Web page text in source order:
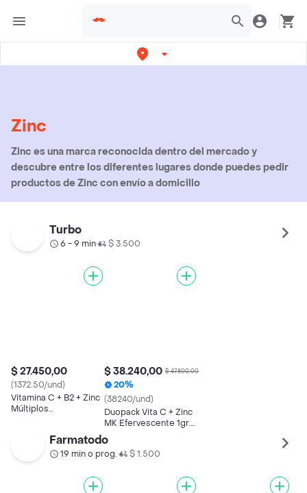
Zinc
Zinc es una marca reconocida dentro del mercado y
descubre entre los diferentes lugares donde puedes pedir
productos de Zinc con envío a domicilio
Turbo
6 - 9 min• $ 3.500
$ 27.450,00
(1372.50/und)
Vitamina C + B2 + Zinc
Múltiplos
$ 38.240,00 $ 47.800,00
20%
(38240/und)
Duopack Vita C + Zinc
MK Efervescente 1gr.
tabletas
Farmatodo
19 min o prog.• $ 1.500